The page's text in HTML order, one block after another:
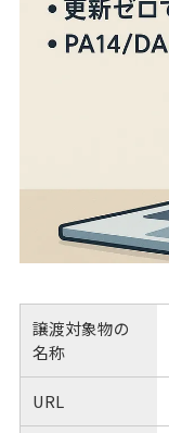
譲渡対象物の
名称
URL